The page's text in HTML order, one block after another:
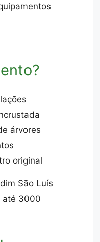
árvores
original
São Luís
até 3000